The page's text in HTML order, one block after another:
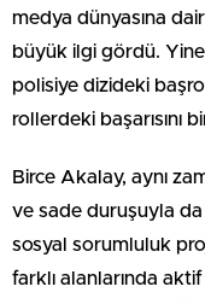
medya dünyasına
büyük ilgi gördü. Yine
polisiye dizideki
rollerdeki başarısını
Birce Akalay, aynı
ve sade duruşuyla da
sosyal sorumluluk
farklı alanlarında